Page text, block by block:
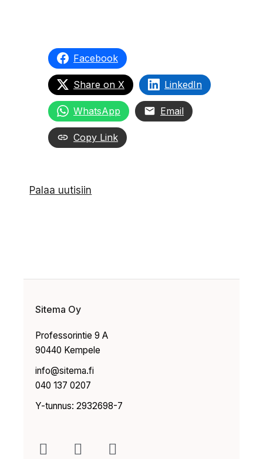
Facebook
Share on X LinkedIn
WhatsApp Email
Copy Link
Palaa uutisiin
Sitema Oy
Professorintie 9 A
90440 Kempele
info@sitema.fi
040 137 0207
Y-tunnus: 2932698-7